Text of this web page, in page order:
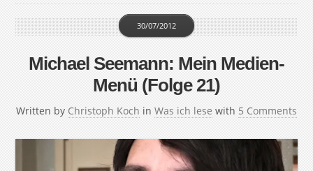
Michael Seemann: Mein Medien-
Menü (Folge 21)
Written by Christoph Koch
30/07/2012
in Was ich lese with 5 Comments